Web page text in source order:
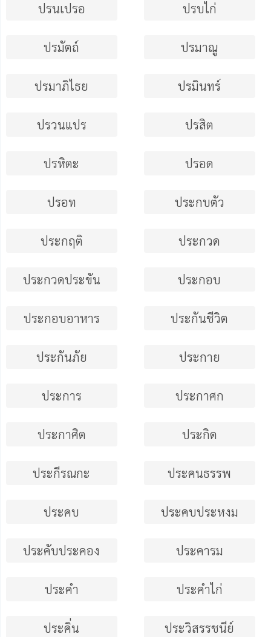
ปรนเปรอ ปรบไก่
ปรมัตถ์ ปรมาณู
ปรมาภิไธย ปรมินทร์
ปรวนแปร ปรสิต
ปรหิตะ ปรอด
ปรอท ประกบตัว
ประกฤติ ประกวด
ประกวดประขัน ประกอบ
ประกอบอาหาร ประกันชีวิต
ประกันภัย ประกาย
ประการ ประกาศก
ประกาศิต ประกิด
ประกีรณกะ ประคนธรรพ
ประคบ ประคบประหงม
ประคับประคอง ประคารม
ประคำ ประคำไก่
ประคิ่น ประวิสรรชนีย์